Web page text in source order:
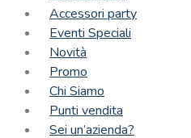
Accessori party
Eventi Speciali
Novità
Promo
Chi Siamo
Punti vendita
Sei un’azienda?